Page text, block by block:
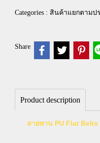
Categories : สินค้าแยกตามป
Share
Product description
สายพาน PU Flat Belts